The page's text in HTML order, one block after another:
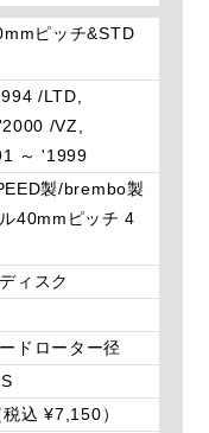
ピッチ&STD
/LTD,
/VZ,
～ '1999
製/brembo製
40mmピッチ 4
ィスク
ドローター径
込 ¥7,150）